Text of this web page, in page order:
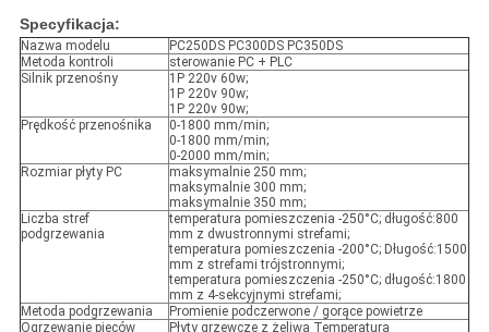
Specyfikacja:
Nazwa modelu
PC250DS PC300DS PC350DS
Metoda kontroli
sterowanie PC + PLC
Silnik przenośny
1P 220v 60w;
1P 220v 90w;
1P 220v 90w;
Prędkość przenośnika
0-1800 mm/min;
0-1800 mm/min;
0-2000 mm/min;
Rozmiar płyty PC
maksymalnie 250 mm;
maksymalnie 300 mm;
maksymalnie 350 mm;
Liczba stref
podgrzewania
temperatura pomieszczenia -250°C; długość:800
mm z dwustronnymi strefami;
temperatura pomieszczenia -200°C; Długość:1500
mm z strefami trójstronnymi;
temperatura pomieszczenia -250°C; długość:1800
mm z 4-sekcyjnymi strefami;
Metoda podgrzewania
Promienie podczerwone / gorące powietrze
Ogrzewanie pieców
Płyty grzewcze z żeliwa Temperatura